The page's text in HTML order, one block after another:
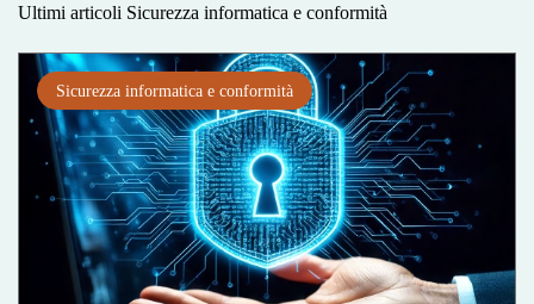
Ultimi articoli Sicurezza informatica e conformità
Sicurezza informatica e conformità